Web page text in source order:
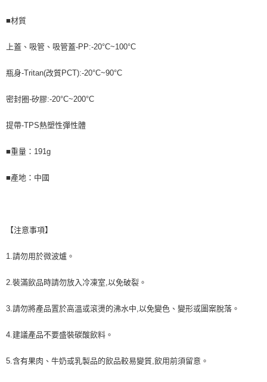
■材質
上蓋、吸管、吸管蓋-PP:-20°C~100°C
瓶身-Tritan(改質PCT):-20°C~90°C
密封圈-矽膠:-20°C~200°C
提帶-TPS熱塑性彈性體
■重量：191g
■產地：中國
【注意事項】
1.請勿用於微波爐。
2.裝滿飲品時請勿放入冷凍室,以免破裂。
3.請勿將產品置於高溫或滾燙的沸水中,以免變色、變形或圖案脫落。
4.建議產品不要盛裝碳酸飲料。
5.含有果肉、牛奶或乳製品的飲品較易變質,飲用前須留意。